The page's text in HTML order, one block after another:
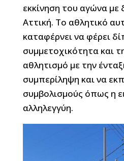
εκκίνηση του αγώνα με
Αττική. Το αθλητικό
καταφέρνει να φέρει
συμμετοχικότητα και
αθλητισμό με την
συμπερίληψη και να
συμβολισμούς όπως η
αλληλεγγύη.